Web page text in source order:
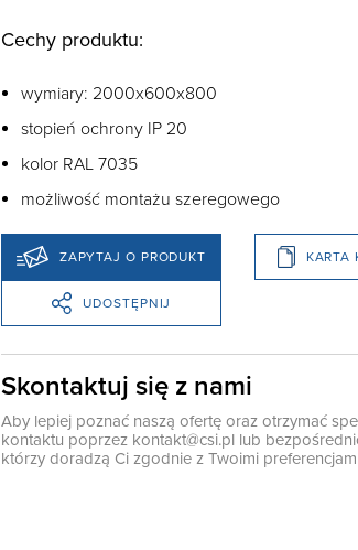
Cechy produktu:
wymiary: 2000x600x800
stopień ochrony IP 20
kolor RAL 7035
możliwość montażu szeregowego
ZAPYTAJ O PRODUKT KARTA
UDOSTĘPNIJ
Skontaktuj się z nami
Aby lepiej poznać naszą ofertę oraz otrzymać
kontaktu poprzez kontakt@csi.pl lub
którzy doradzą Ci zgodnie z Twoimi